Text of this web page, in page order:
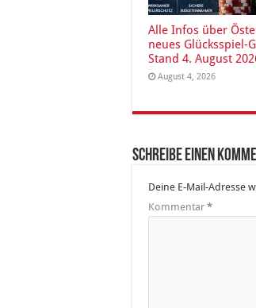
Alle Infos über
neues Glücksspiel-
Stand 4. August
August 4, 2026
Schreibe einen
Deine E-Mail-Adresse
Kommentar *